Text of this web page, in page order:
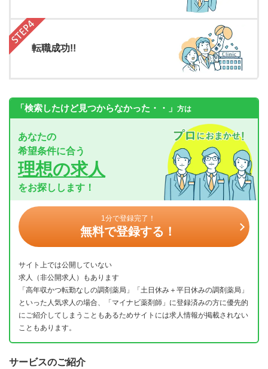
転職成功!!
「検索したけど見つからなかった・・」 方は
あなたの
希望条件に合う
理想の求人
をお探しします！
1分で登録完了！
無料で登録する！
サイト上では公開していない
求人（非公開求人）もあります
「高年収かつ転勤なしの調剤薬局」「土日休み＋平日休みの調剤薬局」
といった人気求人の場合、「マイナビ薬剤師」に登録済みの方に優先的
にご紹介してしまうこともあるためサイトには求人情報が掲載されない
こともあります。
サービスのご紹介